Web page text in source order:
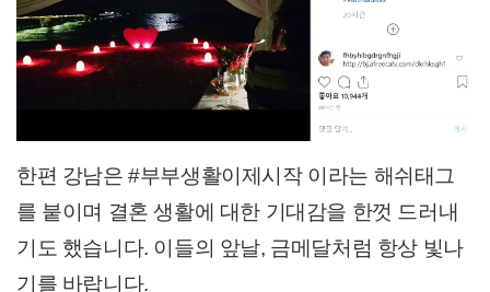
한편 강남은 #부부생활이제시작 이라는 해쉬태그
를 붙이며 결혼 생활에 대한 기대감을 한껏 드러내
기도 했습니다. 이들의 앞날, 금메달처럼 항상 빛나
기를 바랍니다.